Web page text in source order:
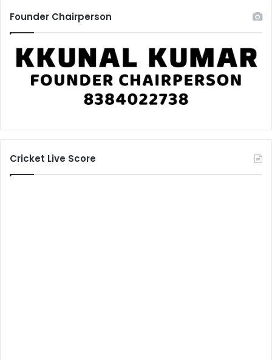
Founder Chairperson
Cricket Live Score